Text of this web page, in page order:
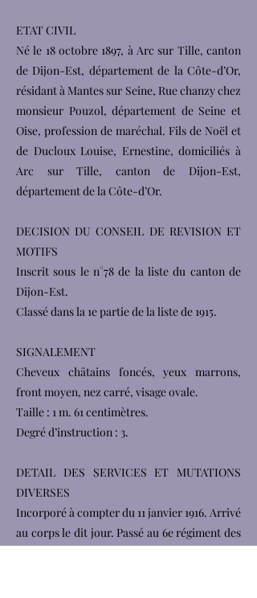
ETAT CIVIL
Né le 18 octobre 1897, à Arc sur Tille, canton
de Dijon-Est, département de la Côte-d’Or,
résidant à Mantes sur Seine, Rue chanzy chez
monsieur Pouzol, département de Seine et
Oise, profession de maréchal. Fils de Noël et
de Ducloux Louise, Ernestine, domiciliés à
Arc sur Tille, canton de Dijon-Est,
département de la Côte-d’Or.
DECISION DU CONSEIL DE REVISION ET
MOTIFS
Inscrit sous le n°78 de la liste du canton de
Dijon-Est.
Classé dans la 1e partie de la liste de 1915.
SIGNALEMENT
Cheveux châtains foncés, yeux marrons,
front moyen, nez carré, visage ovale.
Taille : 1 m. 61 centimètres.
Degré d’instruction : 3.
DETAIL DES SERVICES ET MUTATIONS
DIVERSES
Incorporé à compter du 11 janvier 1916. Arrivé
au corps le dit jour. Passé au 6e régiment des